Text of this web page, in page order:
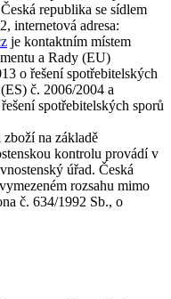
republika se sídlem
internetová adresa:
je kontaktním místem
a Rady (EU)
o řešení spotřebitelských
č. 2006/2004 a
spotřebitelských sporů
na základě
kontrolu provádí v
úřad. Česká
rozsahu mimo
č. 634/1992 Sb., o